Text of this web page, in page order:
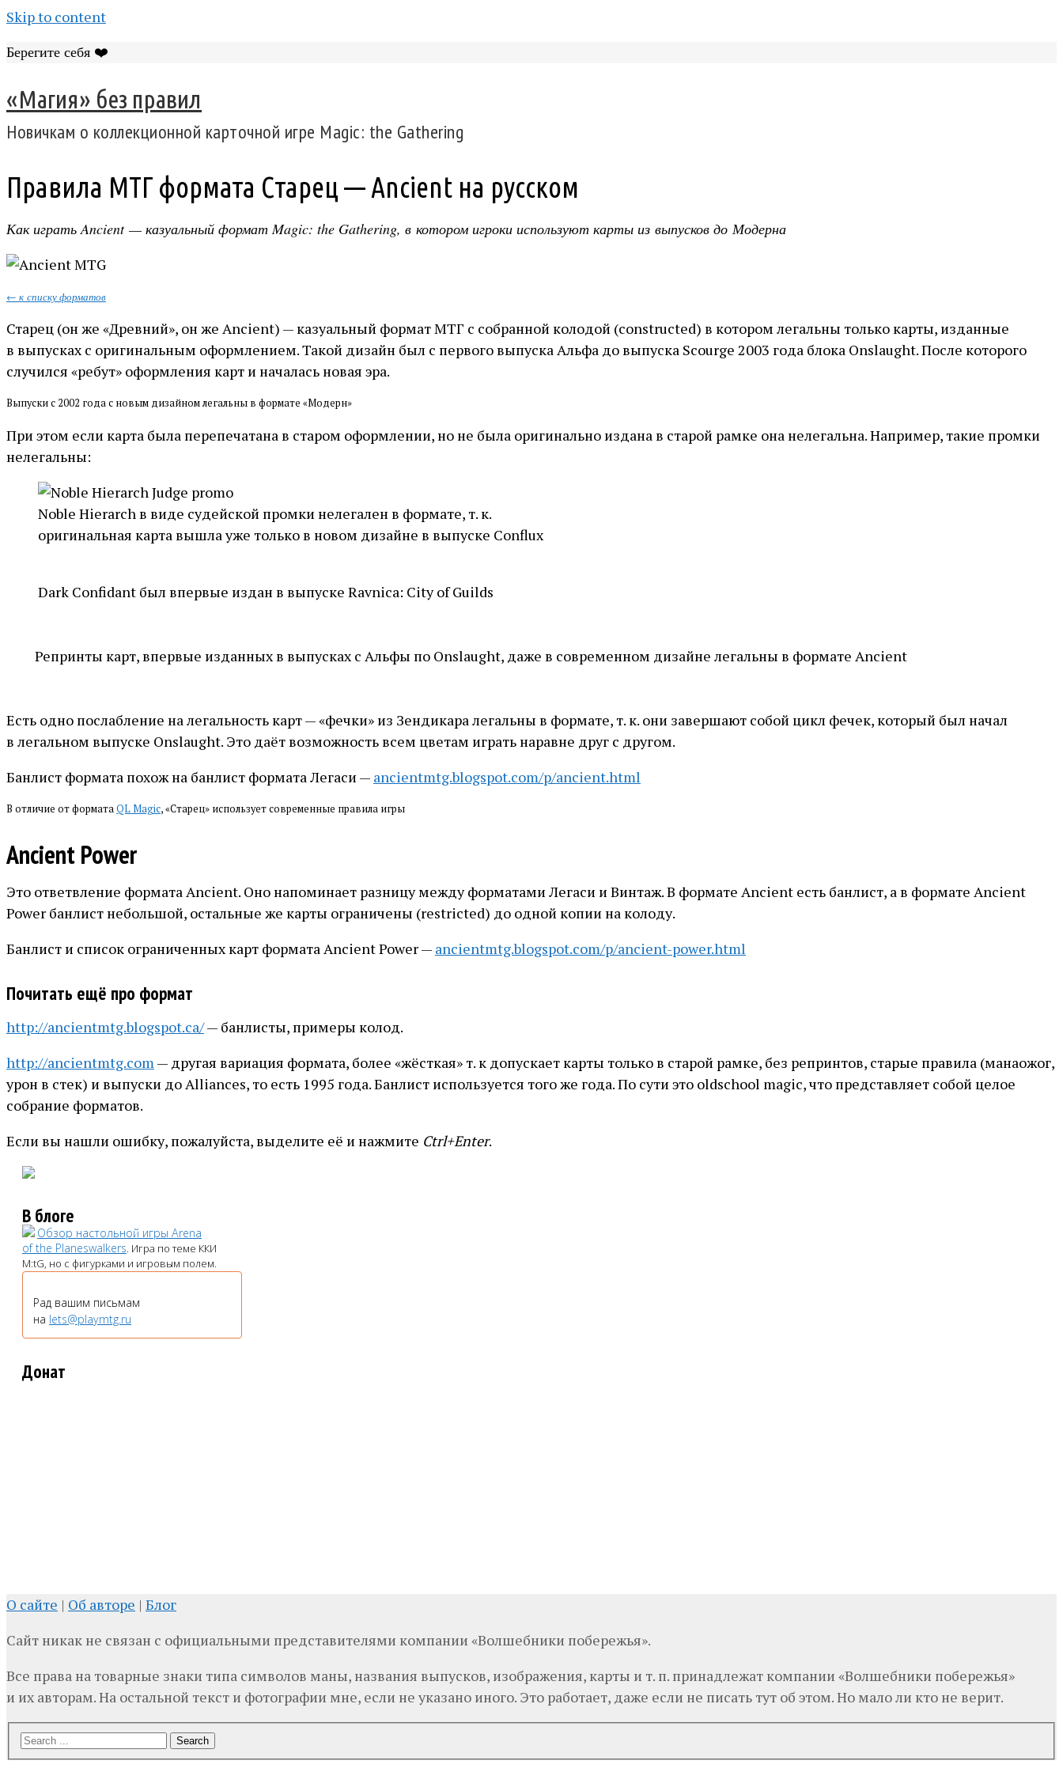
Skip to content
Берегите себя ❤️
«Магия» без правил
Новичкам о коллекционной карточной игре Magic: the Gathering
Правила МТГ формата Старец — Ancient на русском
Как играть Ancient — казуальный формат Magic: the Gathering, в котором игроки используют карты из выпусков до Модерна
← к списку форматов
Старец (он же «Древний», он же Ancient) — казуальный формат МТГ с собранной колодой (constructed) в котором легальны только карты, изданные
в выпусках с оригинальным оформлением. Такой дизайн был с первого выпуска Альфа до выпуска Scourge 2003 года блока Onslaught. После которого
случился «ребут» оформления карт и началась новая эра.
Выпуски с 2002 года с новым дизайном легальны в формате «Модерн»
При этом если карта была перепечатана в старом оформлении, но не была оригинально издана в старой рамке она нелегальна. Например, такие промки
нелегальны:
Noble Hierarch в виде судейской промки нелегален в формате, т. к.
оригинальная карта вышла уже только в новом дизайне в выпуске Conflux
Dark Confidant был впервые издан в выпуске Ravnica: City of Guilds
Репринты карт, впервые изданных в выпусках с Альфы по Onslaught, даже в современном дизайне легальны в формате Ancient
Есть одно послабление на легальность карт — «фечки» из Зендикара легальны в формате, т. к. они завершают собой цикл фечек, который был начал
в легальном выпуске Onslaught. Это даёт возможность всем цветам играть наравне друг с другом.
Банлист формата похож на банлист формата Легаси — ancientmtg.blogspot.com/p/ancient.html
В отличие от форматаQL Magic, «Старец» использует современные правила игры
Ancient Power
Это ответвление формата Ancient. Оно напоминает разницу между форматами Легаси и Винтаж. В формате Ancient есть банлист, а в формате Ancient
Power банлист небольшой, остальные же карты ограничены (restricted) до одной копии на колоду.
Банлист и список ограниченных карт формата Ancient Power — ancientmtg.blogspot.com/p/ancient-power.html
Почитать ещё про формат
http://ancientmtg.blogspot.ca/— банлисты, примеры колод.
http://ancientmtg.com— другая вариация формата, более «жёсткая» т. к допускает карты только в старой рамке, без репринтов, старые правила (манаожог,
урон в стек) и выпуски до Alliances, то есть 1995 года. Банлист используется того же года. По сути это oldschool magic, что представляет собой целое
собрание форматов.
Если вы нашли ошибку, пожалуйста, выделите её и нажмите Ctrl+Enter.
В блоге
Обзор настольной игры Arena
of the Planeswalkers. Игра по теме ККИ
M:tG, но с фигурками и игровым полем.
Рад вашим письмам
на lets@playmtg.ru
Донат
О сайте | Об авторе | Блог
Сайт никак не связан с официальными представителями компании «Волшебники побережья».
Все права на товарные знаки типа символов маны, названия выпусков, изображения, карты и т. п. принадлежат компании «Волшебники побережья»
и их авторам. На остальной текст и фотографии мне, если не указано иного. Это работает, даже если не писать тут об этом. Но мало ли кто не верит.
Search